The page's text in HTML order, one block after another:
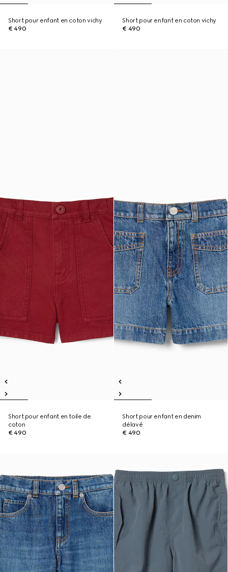
Short pour enfant en coton vichy
€ 490
Short pour enfant en coton vichy
€ 490
Short pour enfant en toile de
coton
€ 490
Short pour enfant en denim
délavé
€ 490